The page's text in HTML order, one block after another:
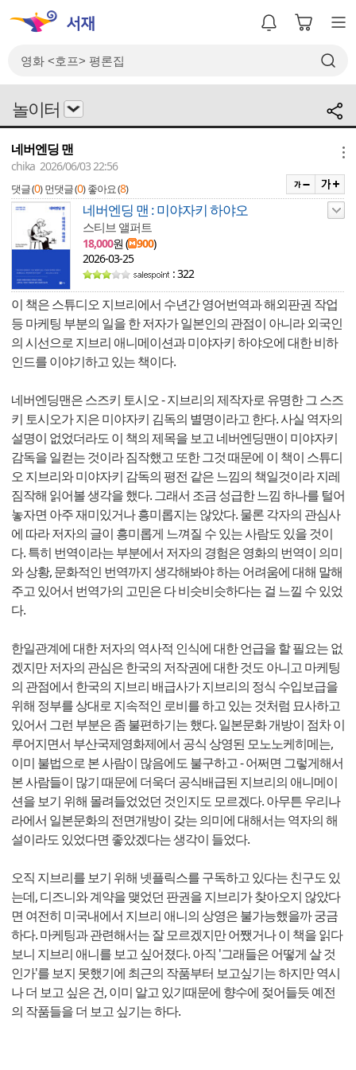
놀이터
네버엔딩 맨
chika 2026/06/03 22:56
댓글 (0) 먼댓글 (0) 좋아요 (8)
네버엔딩 맨 : 미야자키 하야오
스티브 앨퍼트
18,000원 ( 900)
2026-03-25
: 322
이 책은 스튜디오 지브리에서 수년간 영어번역과 해외판권 작업
등 마케팅 부분의 일을 한 저자가 일본인의 관점이 아니라 외국인
의 시선으로 지브리 애니메이션과 미야자키 하야오에 대한 비하
인드를 이야기하고 있는 책이다.
네버엔딩맨은 스즈키 토시오 - 지브리의 제작자로 유명한 그 스즈
키 토시오가 지은 미야자키 김독의 별명이라고 한다. 사실 역자의
설명이 없었더라도 이 책의 제목을 보고 네버엔딩맨이 미야자키
감독을 일컫는 것이라 짐작했고 또한 그것 때문에 이 책이 스튜디
오 지브리와 미야자키 감독의 평전 같은 느낌의 책일것이라 지레
짐작해 읽어볼 생각을 했다. 그래서 조금 성급한 느낌 하나를 털어
놓자면 아주 재미있거나 흥미롭지는 않았다. 물론 각자의 관심사
에 따라 저자의 글이 흥미롭게 느껴질 수 있는 사람도 있을 것이
다. 특히 번역이라는 부분에서 저자의 경험은 영화의 번역이 의미
와 상황, 문화적인 번역까지 생각해봐야 하는 어려움에 대해 말해
주고 있어서 번역가의 고민은 다 비슷비슷하다는 걸 느낄 수 있었
다.
한일관계에 대한 저자의 역사적 인식에 대한 언급을 할 필요는 없
겠지만 저자의 관심은 한국의 저작권에 대한 것도 아니고 마케팅
의 관점에서 한국의 지브리 배급사가 지브리의 정식 수입보급을
위해 정부를 상대로 지속적인 로비를 하고 있는 것처럼 묘사하고
있어서 그런 부분은 좀 불편하기는 했다. 일본문화 개방이 점차 이
루어지면서 부산국제영화제에서 공식 상영된 모노노케히메는,
이미 불법으로 본 사람이 많음에도 불구하고 - 어쩌면 그렇게해서
본 사람들이 많기 때문에 더욱더 공식배급된 지브리의 애니메이
션을 보기 위해 몰려들었었던 것인지도 모르겠다. 아무튼 우리나
라에서 일본문화의 전면개방이 갖는 의미에 대해서는 역자의 해
설이라도 있었다면 좋았겠다는 생각이 들었다.
오직 지브리를 보기 위해 넷플릭스를 구독하고 있다는 친구도 있
는데, 디즈니와 계약을 맺었던 판권을 지브리가 찾아오지 않았다
면 여전히 미국내에서 지브리 애니의 상영은 불가능했을까 궁금
하다. 마케팅과 관련해서는 잘 모르겠지만 어쨌거나 이 책을 읽다
보니 지브리 애니를 보고 싶어졌다. 아직 '그래들은 어떻게 살 것
인가'를 보지 못했기에 최근의 작품부터 보고싶기는 하지만 역시
나 더 보고 싶은 건, 이미 알고 있기때문에 향수에 젖어들듯 예전
의 작품들을 더 보고 싶기는 하다.